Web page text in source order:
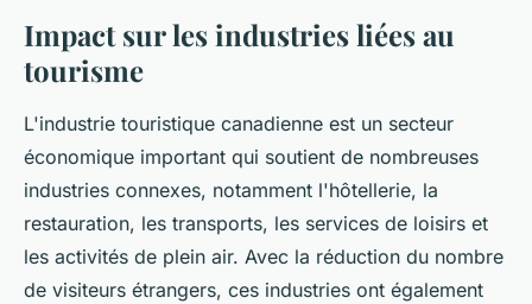
Impact sur les industries liées au
tourisme
L'industrie touristique canadienne est un secteur
économique important qui soutient de nombreuses
industries connexes, notamment l'hôtellerie, la
restauration, les transports, les services de loisirs et
les activités de plein air. Avec la réduction du nombre
de visiteurs étrangers, ces industries ont également